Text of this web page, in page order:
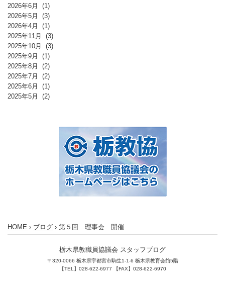
2026年6月
(1)
2026年5月
(3)
2026年4月
(1)
2025年11月
(3)
2025年10月
(3)
2025年9月
(1)
2025年8月
(2)
2025年7月
(2)
2025年6月
(1)
2025年5月
(2)
HOME › ブログ › 第５回 理事会 開催
栃木県教職員協議会 スタッフブログ
〒320-0066 栃木県宇都宮市駒生1-1-6 栃木県教育会館5階
【TEL】028-622-6977 【FAX】028-622-6970